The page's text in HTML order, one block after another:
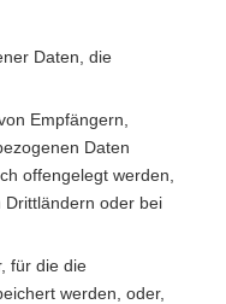
Daten, die
Empfängern,
Daten
offengelegt werden,
oder bei
für die die
werden, oder,